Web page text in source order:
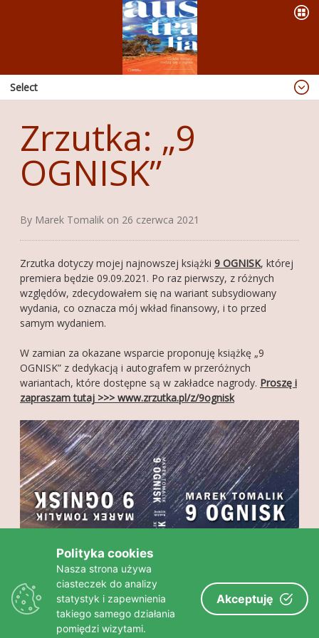
Select
Dzieje się
OFERTA
PREZENTACJE
WYPRAWY
KSIĄŻKI
ABORIGINAL ART
PUBLIKACJE
RADIO
O MNIE
KONTAKT
FRIENDS
Zrzutka: „9
OGNISK”
By Marek Tomalik on 26 czerwca 2021
Zrzutka dotyczy mojej najnowszej książki 9 OGNISK, której
premiera będzie 09.09.2021. Po raz pierwszy, z różnych
względów, zdecydowałem się na wariant subsydiowany
wydania, co oznacza mój wkład finansowy, i to przed
samym wydaniem.
W zamian za okazane wsparcie proponuję książkę „9
OGNISK” z dedykacją i autografem w przeróżnych
wariantach, które dostępne są w zakładce nagrody. Proszę i
zapraszam tutaj >>> www.zrzutka.pl/z/9ognisk
Polityka cookies
Nasza strona używa
ciasteczek do analizy
statystyk i zapewnienia
takiego samego działania
pomiędzi wizytami.
Akceptuję